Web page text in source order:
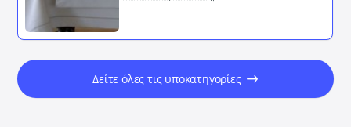
Δείτε όλες τις υποκατηγορίες